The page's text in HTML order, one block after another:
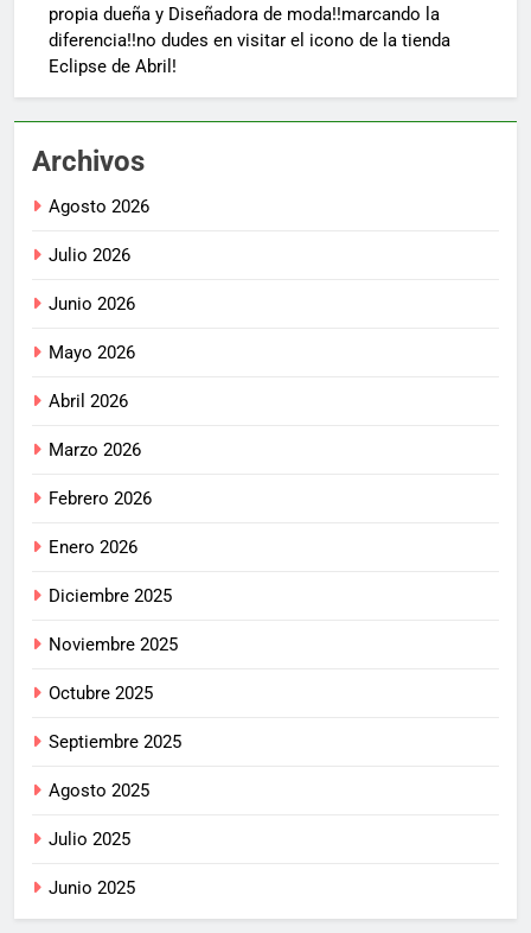
propia dueña y Diseñadora de moda!!marcando la
diferencia!!no dudes en visitar el icono de la tienda
Eclipse de Abril!
Archivos
Agosto 2026
Julio 2026
Junio 2026
Mayo 2026
Abril 2026
Marzo 2026
Febrero 2026
Enero 2026
Diciembre 2025
Noviembre 2025
Octubre 2025
Septiembre 2025
Agosto 2025
Julio 2025
Junio 2025